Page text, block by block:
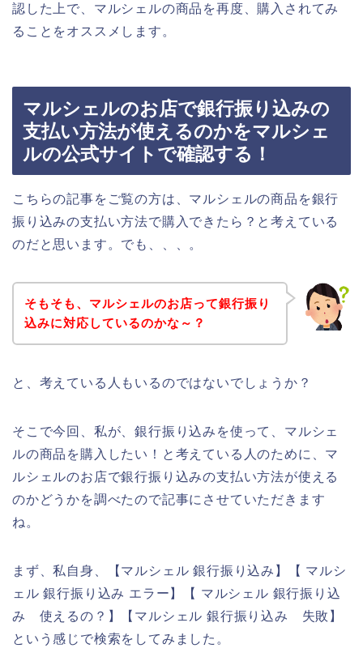
認した上で、マルシェルの商品を再度、購入されてみ
ることをオススメします。
マルシェルのお店で銀行振り込みの
支払い方法が使えるのかをマルシェ
ルの公式サイトで確認する！
こちらの記事をご覧の方は、マルシェルの商品を銀行
振り込みの支払い方法で購入できたら？と考えている
のだと思います。でも、、、。
そもそも、マルシェルのお店って銀行振り
込みに対応しているのかな～？
と、考えている人もいるのではないでしょうか？
そこで今回、私が、銀行振り込みを使って、マルシェ
ルの商品を購入したい！と考えている人のために、マ
ルシェルのお店で銀行振り込みの支払い方法が使える
のかどうかを調べたので記事にさせていただきます
ね。
まず、私自身、【マルシェル 銀行振り込み】【 マルシ
ェル 銀行振り込み エラー】【 マルシェル 銀行振り込
み 使えるの？】【マルシェル 銀行振り込み 失敗】
という感じで検索をしてみました。